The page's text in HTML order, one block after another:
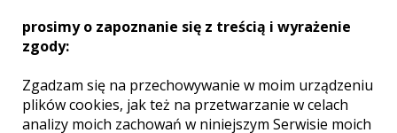
prosimy o zapoznanie się z treścią i wyrażenie
zgody:
Zgadzam się na przechowywanie w moim urządzeniu
plików cookies, jak też na przetwarzanie w celach
analizy moich zachowań w niniejszym Serwisie moich